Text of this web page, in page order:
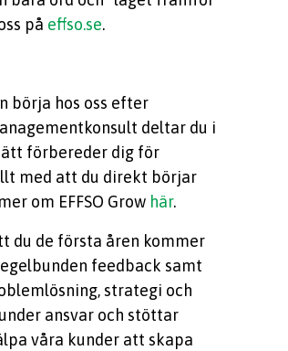
på effso.se.
börja hos oss efter
deltar du i
förbereder dig för
med att du direkt börjar
om EFFSO Grow här.
du de första åren kommer
feedback samt
strategi och
ansvar och stöttar
våra kunder att skapa